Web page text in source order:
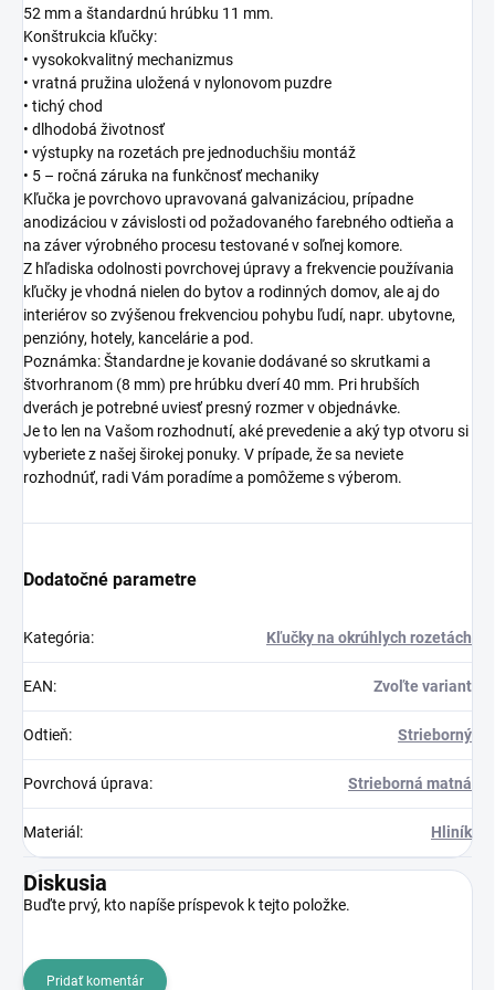
52 mm a štandardnú hrúbku 11 mm.
Konštrukcia kľučky:
• vysokokvalitný mechanizmus
• vratná pružina uložená v nylonovom puzdre
• tichý chod
• dlhodobá životnosť
• výstupky na rozetách pre jednoduchšiu montáž
• 5 – ročná záruka na funkčnosť mechaniky
Kľučka je povrchovo upravovaná galvanizáciou, prípadne
anodizáciou v závislosti od požadovaného farebného odtieňa a
na záver výrobného procesu testované v soľnej komore.
Z hľadiska odolnosti povrchovej úpravy a frekvencie používania
kľučky je vhodná nielen do bytov a rodinných domov, ale aj do
interiérov so zvýšenou frekvenciou pohybu ľudí, napr. ubytovne,
penzióny, hotely, kancelárie a pod.
Poznámka: Štandardne je kovanie dodávané so skrutkami a
štvorhranom (8 mm) pre hrúbku dverí 40 mm. Pri hrubších
dverách je potrebné uviesť presný rozmer v objednávke.
Je to len na Vašom rozhodnutí, aké prevedenie a aký typ otvoru si
vyberiete z našej širokej ponuky. V prípade, že sa neviete
rozhodnúť, radi Vám poradíme a pomôžeme s výberom.
Dodatočné parametre
Kategória: Kľučky na okrúhlych rozetách
EAN: Zvoľte variant
Odtieň: Strieborný
Povrchová úprava: Strieborná matná
Materiál : Hliník
Diskusia
Buďte prvý, kto napíše príspevok k tejto položke.
Pridať komentár